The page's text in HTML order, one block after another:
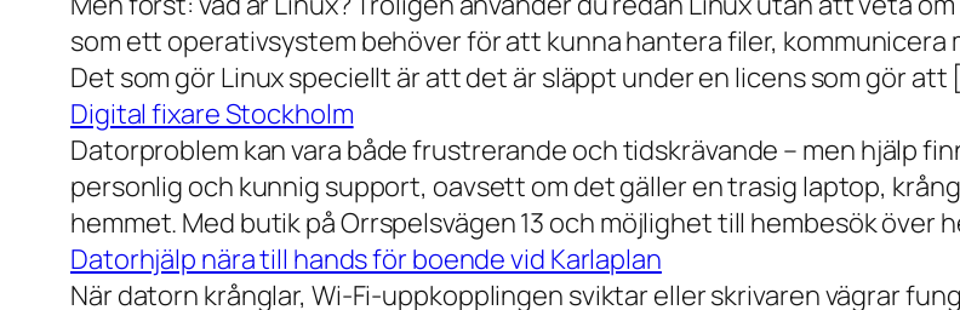
som ett operativsystem behöver för att kunna hantera filer,
Det som gör Linux speciellt är att det är släppt under en licens som gör att
Digital fixare Stockholm
Datorproblem kan vara både frustrerande och tidskrävande – men hjälp
personlig och kunnig support, oavsett om det gäller en trasig laptop,
hemmet. Med butik på Orrspelsvägen 13 och möjlighet till hembesök över
Datorhjälp nära till hands för boende vid Karlaplan
När datorn krånglar, Wi-Fi-uppkopplingen sviktar eller skrivaren vägrar